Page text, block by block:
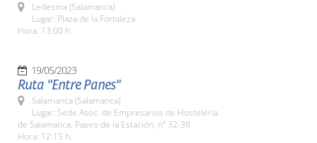
Ledesma (Salamanca)
Lugar: Plaza de la Fortaleza
Hora: 13:00 h.
19/05/2023
Ruta "Entre Panes"
Salamanca (Salamanca)
Lugar: Sede Asoc. de Empresarios de Hostelería
de Salamanca. Paseo de la Estación, nº 32-38
Hora: 12:15 h.